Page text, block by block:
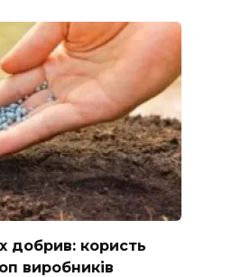
добрив: користь
виробників